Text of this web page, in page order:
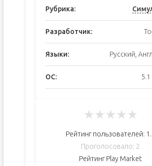
Рубрика:
Разработчик:
Языки: Русский,
ОС:
★★★★★
Рейтинг пользователей:
Проголосовало: 2
Рейтинг Play Market